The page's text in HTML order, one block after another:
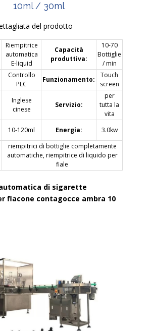
10ml / 30ml
del prodotto
Riempitrice
automatica
E-liquid
Capacità
produttiva:
10-70
Bottiglie
/ min
Controllo
PLC
Funzionamento:
Touch
screen
Inglese
cinese
Servizio:
per
tutta la
vita
10-120ml Energia: 3.0kw
riempitrici di bottiglie completamente
automatiche, riempitrice di liquido per
fiale
di sigarette
flacone contagocce ambra 10